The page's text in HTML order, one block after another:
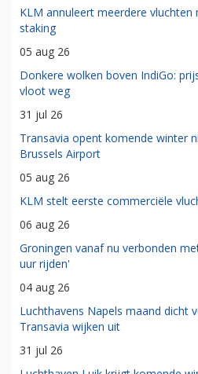
KLM annuleert meerdere
staking
05 aug 26
Donkere wolken boven IndiGo:
vloot weg
31 jul 26
Transavia opent komende winter
Brussels Airport
05 aug 26
KLM stelt eerste commerciële
06 aug 26
Groningen vanaf nu verbonden
uur rijden'
04 aug 26
Luchthavens Napels maand dicht
Transavia wijken uit
31 jul 26